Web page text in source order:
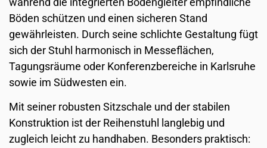
Böden schützen und einen sicheren Stand
gewährleisten. Durch seine schlichte Gestaltung fügt
sich der Stuhl harmonisch in Messeflächen,
Tagungsräume oder Konferenzbereiche in Karlsruhe
sowie im Südwesten ein.
Mit seiner robusten Sitzschale und der stabilen
Konstruktion ist der Reihenstuhl langlebig und
zugleich leicht zu handhaben. Besonders praktisch: